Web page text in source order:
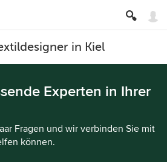
in Kiel
Experten in Ihrer
Fragen und wir verbinden Sie mit
können.